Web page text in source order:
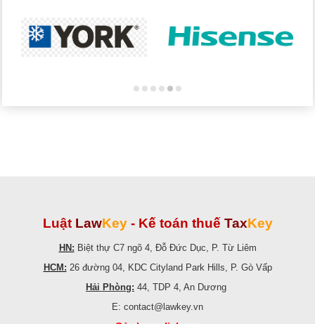
Luật LawKey - Kế toán thuế TaxKey
HN: Biệt thự C7 ngõ 4, Đỗ Đức Dục, P. Từ Liêm
HCM: 26 đường 04, KDC Cityland Park Hills, P. Gò Vấp
Hải Phòng: 44, TDP 4, An Dương
E: contact@lawkey.vn